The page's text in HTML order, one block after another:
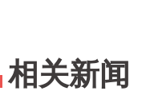
相关新闻